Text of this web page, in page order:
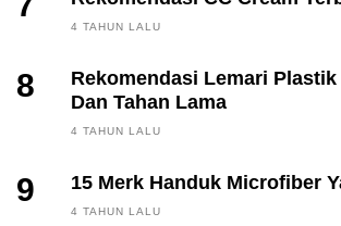
4 TAHUN LALU
8
Rekomendasi Lemari
Dan Tahan Lama
4 TAHUN LALU
9 15 Merk Handuk Microfiber
4 TAHUN LALU
FINANCE, INVESTING